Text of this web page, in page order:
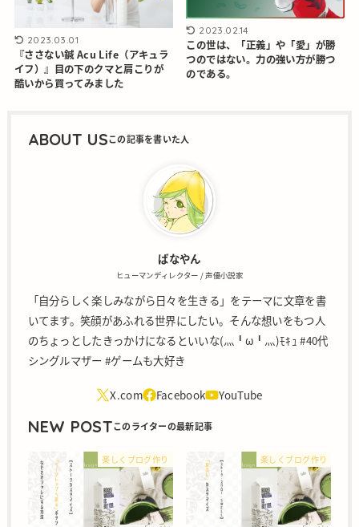
2023.03.01
『ささない鍼 Acu Life（アキュラ
イフ）』目の下のクマと肩こりが
酷いから買ってみました
2023.02.14
この世は、「正義」や「愛」が勝
つのではない。力の強い方が勝つ
のである。
ABOUT US
ばなやん
ヒューマンディレクター / 声優小説家
「自分らしく楽しみながら日々を生きる」をテーマに文章を書
いてます。笑顔があふれる世界にしたい。そんな想いをもつ人
のちょっとしたきっかけになるといいな(灬╹ω╹灬)ﾓｷｭ #40代
シングルマザー #ゲームも大好き
NEW POST
楽しくブログ作り 楽しくブログ作り